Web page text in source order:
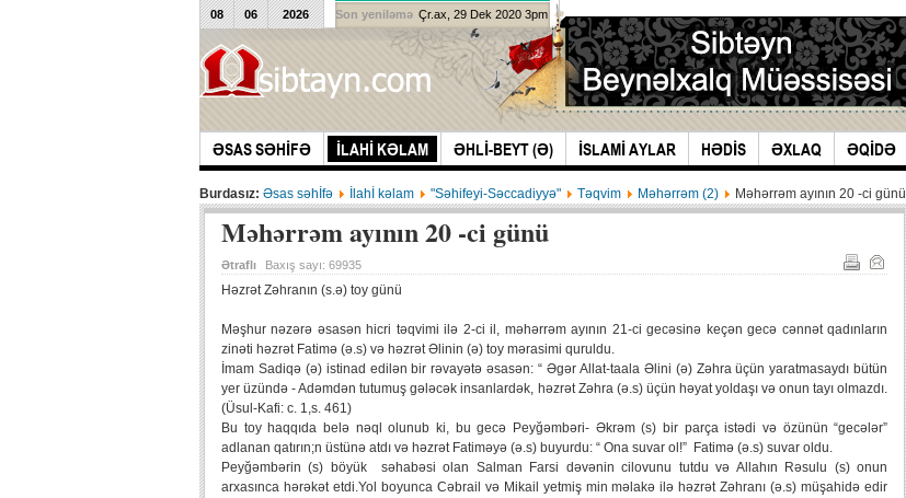
ƏSAS SƏHİFƏ İLAHİ KƏLAM ƏHLİ-BEYT (Ə) İSLAMİ AYLAR HƏDİS ƏXLAQ ƏQİDƏ
08 06 2026 Son yeniləmə Çr.ax, 29 Dek 2020 3pm
Burdasız: Əsas səhİfə İlahİ kəlam "Səhifeyi-Səccadiyyə" Təqvim Məhərrəm (2) Məhərrəm ayının 20 -ci günü
Məhərrəm ayının 20 -ci günü
Ətraflı Baxış sayı: 69935
Həzrət Zəhranın (s.ə) toy günü
Məşhur nəzərə əsasən hicri təqvimi ilə 2-ci il, məhərrəm ayının 21-ci gecəsinə keçən gecə cənnət qadınların
zinəti həzrət Fatimə (ə.s) və həzrət Əlinin (ə) toy mərasimi quruldu.
İmam Sadiqə (ə) istinad edilən bir rəvayətə əsasən: “ Əgər Allat-taala Əlini (ə) Zəhra üçün yaratmasaydı bütün
yer üzündə - Adəmdən tutumuş gələcək insanlardək, həzrət Zəhra (ə.s) üçün həyat yoldaşı və onun tayı olmazdı.
(Üsul-Kafi: c. 1,s. 461)
Bu toy haqqıda belə nəql olunub ki, bu gecə Peyğəmbəri- Əkrəm (s) bir parça istədi və özünün “gecələr”
adlanan qatırın;n üstünə atdı və həzrət Fatiməyə (ə.s) buyurdu: “ Ona suvar ol!” Fatimə (ə.s) suvar oldu.
Peyğəmbərin (s) böyük səhabəsi olan Salman Farsi dəvənin cilovunu tutdu və Allahın Rəsulu (s) onun
arxasınca hərəkət etdi.Yol boyunca Cəbrail və Mikail yetmiş min məlakə ilə həzrət Zəhranı (ə.s) müşahidə edir